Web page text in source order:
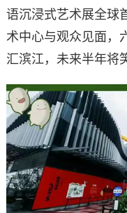
语沉浸式艺术展全球
术中心与观众见面，
汇滨江，未来半年将